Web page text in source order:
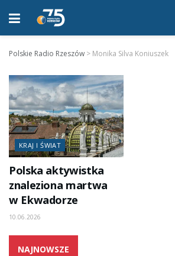
Polskie Radio Rzeszów > Monika Silva Koniuszek
KRAJ I ŚWIAT
Polska aktywistka
znaleziona martwa
w Ekwadorze
10.06.2026
NAJNOWSZE